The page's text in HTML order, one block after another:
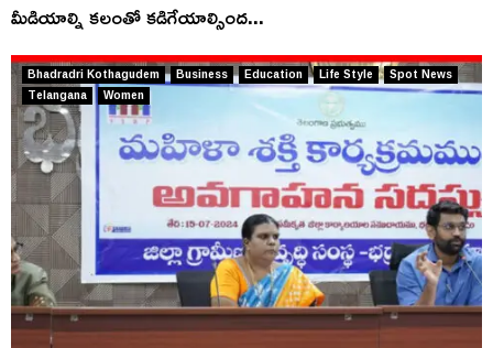
మీడియాల్ని కలంతో కడిగేయాల్సింద...
Bhadradri Kothagudem Business Education Life Style
Spot News
Telangana
Women